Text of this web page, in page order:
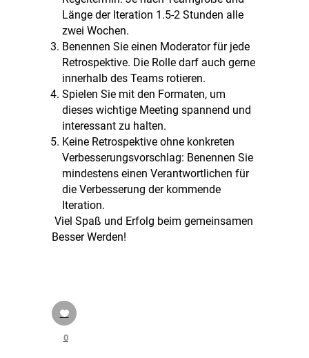
Länge der Iteration 1.5-2 Stunden alle
zwei Wochen.
Benennen Sie einen Moderator für jede
Retrospektive. Die Rolle darf auch gerne
innerhalb des Teams rotieren.
Spielen Sie mit den Formaten, um
dieses wichtige Meeting spannend und
interessant zu halten.
Keine Retrospektive ohne konkreten
Verbesserungsvorschlag: Benennen Sie
mindestens einen Verantwortlichen für
die Verbesserung der kommende
Iteration.
Viel Spaß und Erfolg beim gemeinsamen
Besser Werden!
0